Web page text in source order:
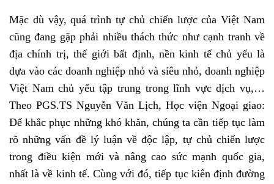
Mặc dù vậy, quá trình tự chủ chiến lược của Việt Nam
cũng đang gặp phải nhiều thách thức như cạnh tranh về
địa chính trị, thế giới bất định, nền kinh tế chủ yếu là
dựa vào các doanh nghiệp nhỏ và siêu nhỏ, doanh nghiệp
Việt Nam chủ yếu tập trung trong lĩnh vực dịch vụ,…
Theo PGS.TS Nguyễn Văn Lịch, Học viện Ngoại giao:
Để khắc phục những khó khăn, chúng ta cần tiếp tục làm
rõ những vấn đề lý luận về độc lập, tự chủ chiến lược
trong điều kiện mới và nâng cao sức mạnh quốc gia,
nhất là về kinh tế. Cùng với đó, tiếp tục kiên định đường